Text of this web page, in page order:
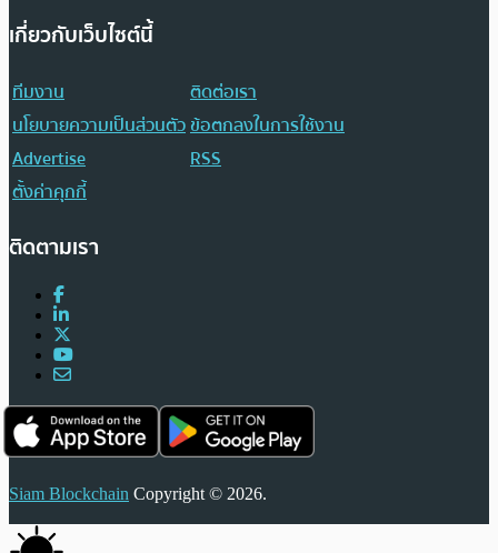
เกี่ยวกับเว็บไซต์นี้
ทีมงาน
ติดต่อเรา
นโยบายความเป็นส่วนตัวข้อตกลงในการใช้งาน
Advertise
RSS
ตั้งค่าคุกกี้
ติดตามเรา
Siam Blockchain Copyright © 2026.